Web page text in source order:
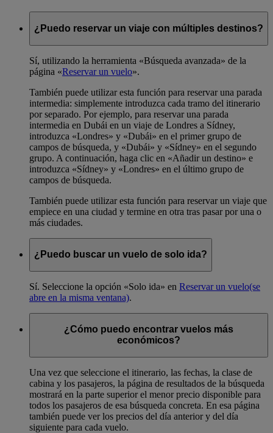
¿Puedo reservar un viaje con múltiples destinos?
Sí, utilizando la herramienta «Búsqueda avanzada» de la
página «Reservar un vuelo».
También puede utilizar esta función para reservar una parada
intermedia: simplemente introduzca cada tramo del itinerario
por separado. Por ejemplo, para reservar una parada
intermedia en Dubái en un viaje de Londres a Sídney,
introduzca «Londres» y «Dubái» en el primer grupo de
campos de búsqueda, y «Dubái» y «Sídney» en el segundo
grupo. A continuación, haga clic en «Añadir un destino» e
introduzca «Sídney» y «Londres» en el último grupo de
campos de búsqueda.
También puede utilizar esta función para reservar un viaje que
empiece en una ciudad y termine en otra tras pasar por una o
más ciudades.
¿Puedo buscar un vuelo de solo ida?
Sí. Seleccione la opción «Solo ida» en Reservar un vuelo(se
abre en la misma ventana).
¿Cómo puedo encontrar vuelos más
económicos?
Una vez que seleccione el itinerario, las fechas, la clase de
cabina y los pasajeros, la página de resultados de la búsqueda
mostrará en la parte superior el menor precio disponible para
todos los pasajeros de esa búsqueda concreta. En esa página
también puede ver los precios del día anterior y del día
siguiente para cada vuelo.